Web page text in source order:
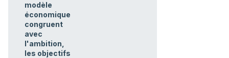
modèle
économique
congruent
avec
l'ambition,
les objectifs